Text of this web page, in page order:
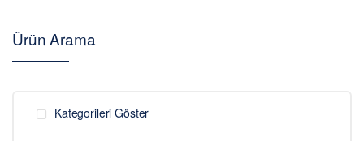
Ürün Arama
Kategorileri Göster